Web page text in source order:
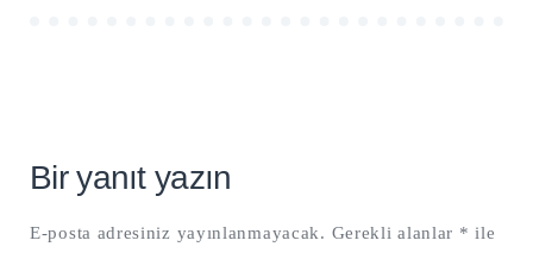
Bir yanıt yazın
E-posta adresiniz yayınlanmayacak. Gerekli alanlar * ile